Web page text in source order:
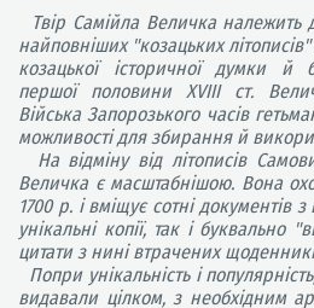
Твір Самійла Величка належить
найповніших "козацьких
козацької історичної думки й
першої половини XVIII ст.
Війська Запорозького часів
можливості для збирання й
На відміну від літописів
Величка є масштабнішою. Вона
1700 р. і вміщує сотні документів з
унікальні копії, так і буквально
цитати з нині втрачених
Попри унікальність і
видавали цілком, з необхідним